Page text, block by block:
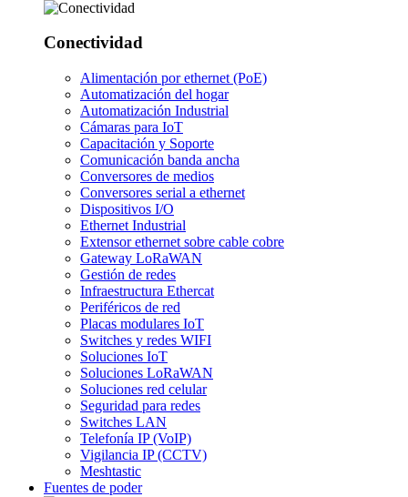
Conectividad
Alimentación por ethernet (PoE)
Automatización del hogar
Automatización Industrial
Cámaras para IoT
Capacitación y Soporte
Comunicación banda ancha
Conversores de medios
Conversores serial a ethernet
Dispositivos I/O
Ethernet Industrial
Extensor ethernet sobre cable cobre
Gateway LoRaWAN
Gestión de redes
Infraestructura Ethercat
Periféricos de red
Placas modulares IoT
Switches y redes WIFI
Soluciones IoT
Soluciones LoRaWAN
Soluciones red celular
Seguridad para redes
Switches LAN
Telefonía IP (VoIP)
Vigilancia IP (CCTV)
Meshtastic
Fuentes de poder